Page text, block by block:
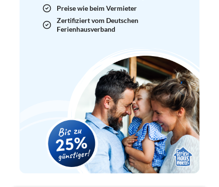
Preise wie beim Vermieter
Zertifiziert vom Deutschen
Ferienhausverband